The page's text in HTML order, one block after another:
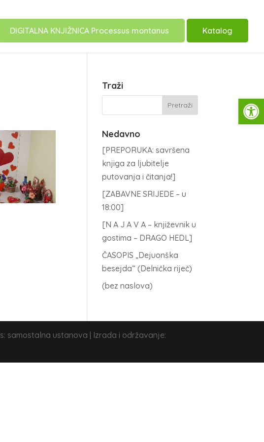
DIGITALNA KNJIŽNICA Processus montanus Katalog
Traži
Nedavno
[PREPORUKA: savršena
knjiga za ljubitelje
putovanja i čitanja!]
[ZABAVNE SRIJEDE – u
18:00]
[N A J A V A – književnik u
gostima – DRAGO HEDL]
ČASOPIS „Dejuonška
besejda“ (Delnička riječ)
(bez naslova)
samostalna ustanova | Izrada i održavanje: